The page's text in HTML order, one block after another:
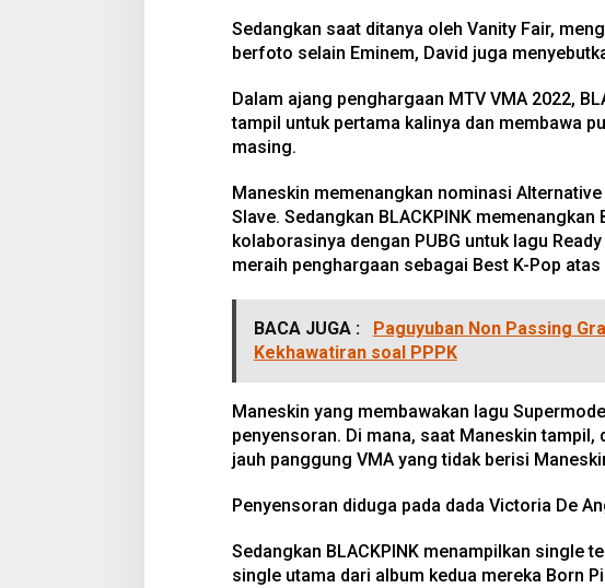
Sedangkan saat ditanya oleh Vanity Fair,
berfoto selain Eminem, David juga
Dalam ajang penghargaan MTV VMA 2022,
tampil untuk pertama kalinya dan membawa
masing.
Maneskin memenangkan nominasi
Slave. Sedangkan BLACKPINK
kolaborasinya dengan PUBG untuk lagu
meraih penghargaan sebagai Best K-Pop
BACA JUGA :
Paguyuban Non Passing
Kekhawatiran soal PPPK
Maneskin yang membawakan lagu
penyensoran. Di mana, saat Maneskin
jauh panggung VMA yang tidak berisi
Penyensoran diduga pada dada Victoria De
Sedangkan BLACKPINK menampilkan single
single utama dari album kedua mereka Born